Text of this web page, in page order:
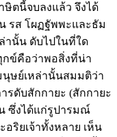
ตนี้จบลงแล้ว จึงได้
รส โผฏฐัพพะและธัม
านั้น ดับไปในที่ใด
กข์คือว่าพอสิ่งที่น่า
นุษย์เหล่านั้นสมมติว่า
รดับสักกายะ (สักกายะ
ซึ่งได้แก่รูปารมณ์
ริยเจ้าทั้งหลาย เห็น